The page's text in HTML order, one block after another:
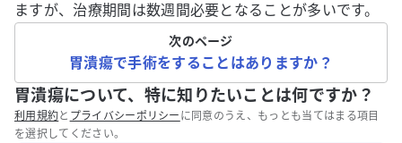
ますが、治療期間は数週間必要となることが多いです。
次のページ
胃潰瘍で手術をすることはありますか？
胃潰瘍について、特に知りたいことは何ですか？
利用規約と プライバシーポリシー に同意のうえ、もっとも当てはまる項目
を選択してください。